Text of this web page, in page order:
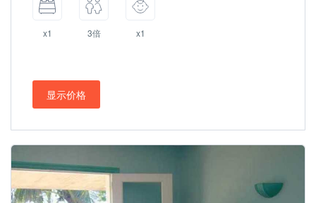
x1 3倍 x1
显示价格